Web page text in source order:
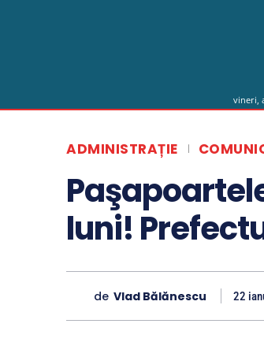
vineri,
ADMINISTRAȚIE
luni!
de Vlad Bălănescu 22